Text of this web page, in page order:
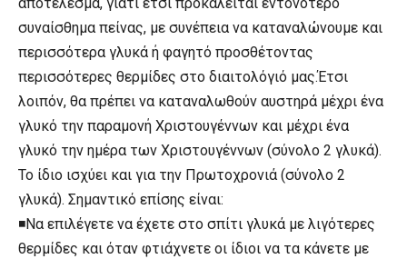
συναίσθημα πείνας, με συνέπεια να καταναλώνουμε και
περισσότερα γλυκά ή φαγητό προσθέτοντας
περισσότερες θερμίδες στο διαιτολόγιό μας.Έτσι
λοιπόν, θα πρέπει να καταναλωθούν αυστηρά μέχρι ένα
γλυκό την παραμονή Χριστουγέννων και μέχρι ένα
γλυκό την ημέρα των Χριστουγέννων (σύνολο 2 γλυκά).
Το ίδιο ισχύει και για την Πρωτοχρονιά (σύνολο 2
γλυκά). Σημαντικό επίσης είναι:
◾Να επιλέγετε να έχετε στο σπίτι γλυκά με λιγότερες
θερμίδες και όταν φτιάχνετε οι ίδιοι να τα κάνετε με